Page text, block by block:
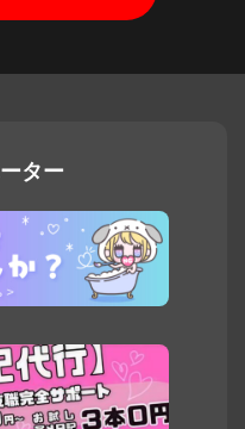
ター